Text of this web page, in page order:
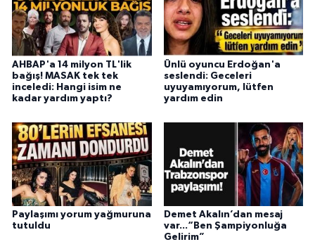
AHBAP'a 14 milyon TL'lik
bağış! MASAK tek tek
inceledi: Hangi isim ne
kadar yardım yaptı?
Ünlü oyuncu Erdoğan'a
seslendi: Geceleri
uyuyamıyorum, lütfen
yardım edin
Paylaşımı yorum yağmuruna
tutuldu
Demet Akalın’dan mesaj
var...“Ben Şampiyonluğa
Gelirim”